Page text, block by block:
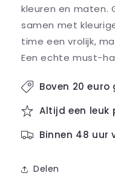
kleuren en maten.
samen met
time een vrolijk,
Een echte must-
Boven 20
Altijd een leuk
Binnen 48 uur
Delen